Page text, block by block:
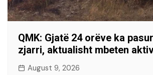
QMK: Gjatë 24 orëve ka
zjarri, aktualisht mbeten
August 9, 2026